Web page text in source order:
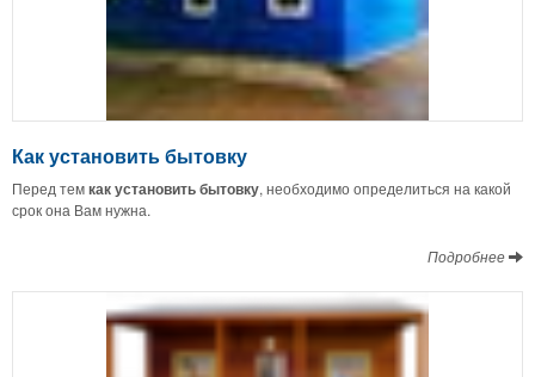
Как установить бытовку
Перед темкак установить бытовку, необходимо определиться на какой
срок она Вам нужна.
Подробнее